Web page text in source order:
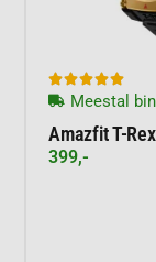

Meestal
Amazfit T-
399,-